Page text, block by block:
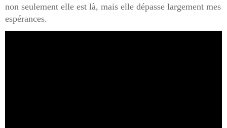
non seulement elle est là, mais elle dépasse largement mes
espérances.